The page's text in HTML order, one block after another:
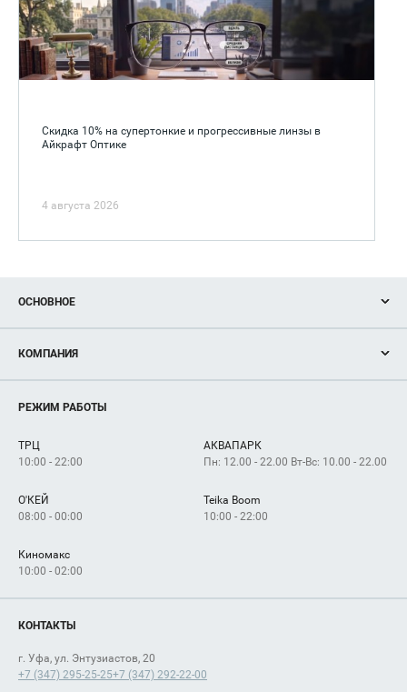
Скидка 10% на супертонкие и прогрессивные линзы в
Айкрафт Оптике
4 августа 2026
ОСНОВНОЕ
Новости
Магазины
Услуги
КОМПАНИЯ
Рекламодателям
Как добраться
РЕЖИМ РАБОТЫ
ТРЦ
10:00 - 22:00
АКВАПАРК
Пн: 12.00 - 22.00 Вт-Вс: 10.00 - 22.00
О'КЕЙ
08:00 - 00:00
Teika Boom
10:00 - 22:00
Киномакс
10:00 - 02:00
КОНТАКТЫ
г. Уфа, ул. Энтузиастов, 20
+7 (347) 295-25-25+7 (347) 292-22-00